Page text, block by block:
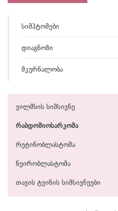
სიმპტომები
დიაგნოზი
მკურნალობა
ვილმსის სიმსივნე
რაბდომიოსარკომა
რეტინობლასტომა
ნეირობლასტომა
თავის ტვინის სიმსივნეები